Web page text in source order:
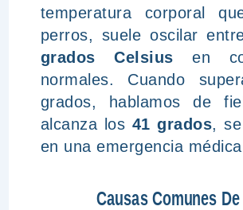
temperatura corporal
perros, suele oscilar
grados Celsius en
normales. Cuando
grados, hablamos de
alcanza los 41 grados,
en una emergencia
Causas Comunes